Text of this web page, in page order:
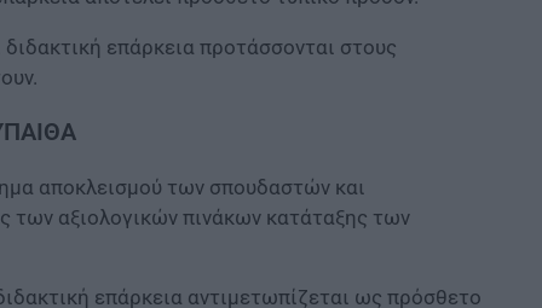
επάρκεια προτάσσονται στους
αποκλεισμού των σπουδαστών και
των αξιολογικών πινάκων κατάταξης των
επάρκεια αντιμετωπίζεται ως πρόσθετο